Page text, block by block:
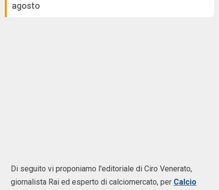
agosto
Di seguito vi proponiamo l'editoriale di Ciro Venerato,
giornalista Rai ed esperto di calciomercato, per Calcio